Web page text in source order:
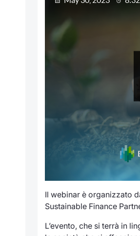
Il webinar è organizzato
Sustainable Finance
L’evento, che si terrà in